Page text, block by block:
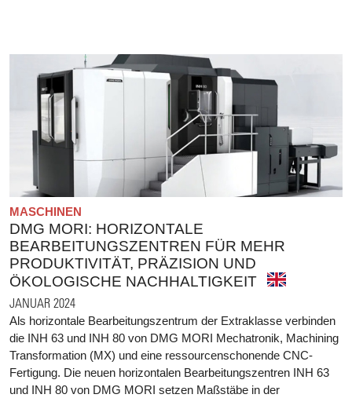
MASCHINEN
DMG MORI: HORIZONTALE
BEARBEITUNGSZENTREN FÜR MEHR
PRODUKTIVITÄT, PRÄZISION UND
ÖKOLOGISCHE NACHHALTIGKEIT
JANUAR 2024
Als horizontale Bearbeitungszentrum der Extraklasse verbinden
die INH 63 und INH 80 von DMG MORI Mechatronik, Machining
Transformation (MX) und eine ressourcenschonende CNC-
Fertigung. Die neuen horizontalen Bearbeitungszentren INH 63
und INH 80 von DMG MORI setzen Maßstäbe in der